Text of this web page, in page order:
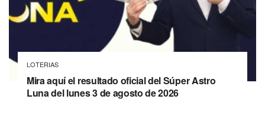
LOTERIAS
Mira aquí el resultado oficial del Súper Astro
Luna del lunes 3 de agosto de 2026